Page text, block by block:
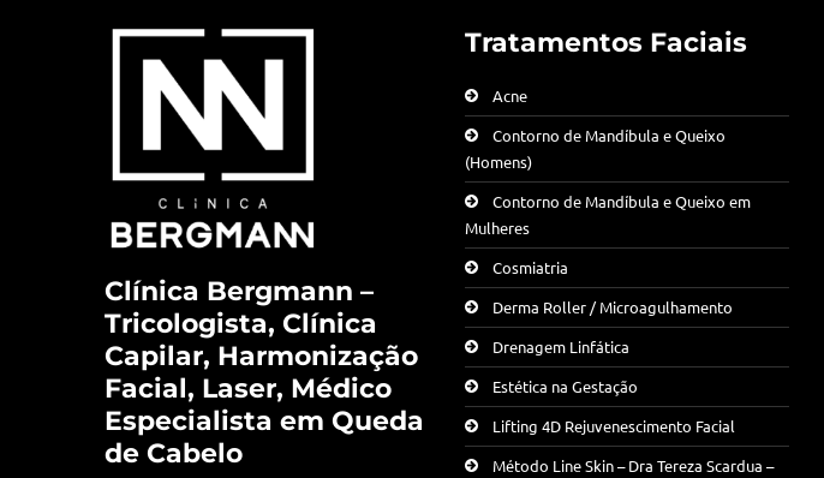
Clínica Bergmann –
Tricologista, Clínica
Capilar, Harmonização
Facial, Laser, Médico
Especialista em Queda
de Cabelo
Tratamentos Faciais
Acne
Contorno de Mandíbula e Queixo
(Homens)
Contorno de Mandíbula e Queixo em
Mulheres
Cosmiatria
Derma Roller / Microagulhamento
Drenagem Linfática
Estética na Gestação
Lifting 4D Rejuvenescimento Facial
Método Line Skin – Dra Tereza Scardua –